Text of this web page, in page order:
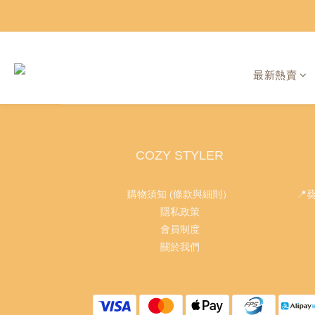
最新熱賣
COZY STYLER
購物須知 (條款與細則）
隱私政策
會員制度
關於我們
📍